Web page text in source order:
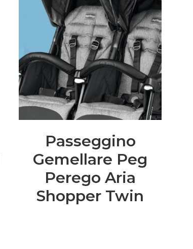
Passeggino
Gemellare Peg
Perego Aria
Shopper Twin